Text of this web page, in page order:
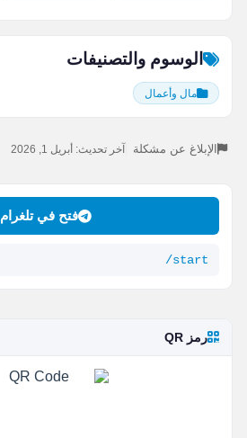
الوسوم والتصنيفات
مال وأعمال
الإبلاغ عن مشكلة آخر تحديث: أبريل 1, 2026
فتح في تلغرام
/start
رمز QR